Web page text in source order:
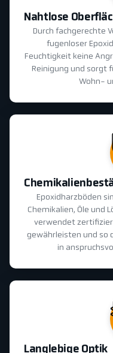
Nahtlose
Durch fachgerechte
fugenloser
Feuchtigkeit keine
Reinigung und sorgt
Wohn-
Epoxidharzböden
Chemikalien, Öle und
verwendet
gewährleisten und so
in
Langlebige Optik